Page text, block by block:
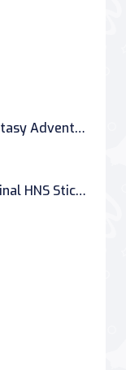
Brave Knight of Epic Fantasy Adventure
Hide and Seek | The Original HNS Stickman Game